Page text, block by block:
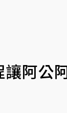
阿公